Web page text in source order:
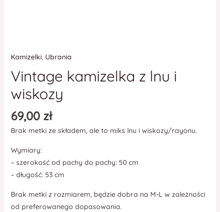
Kamizelki, Ubrania
Vintage kamizelka z lnu i
wiskozy
69,00 zł
Brak metki ze składem, ale to miks lnu i wiskozy/rayonu.
Wymiary:
– szerokość od pachy do pachy: 50 cm
– długość: 53 cm
Brak metki z rozmiarem, będzie dobra na M-L w zależności
od preferowanego dopasowania.